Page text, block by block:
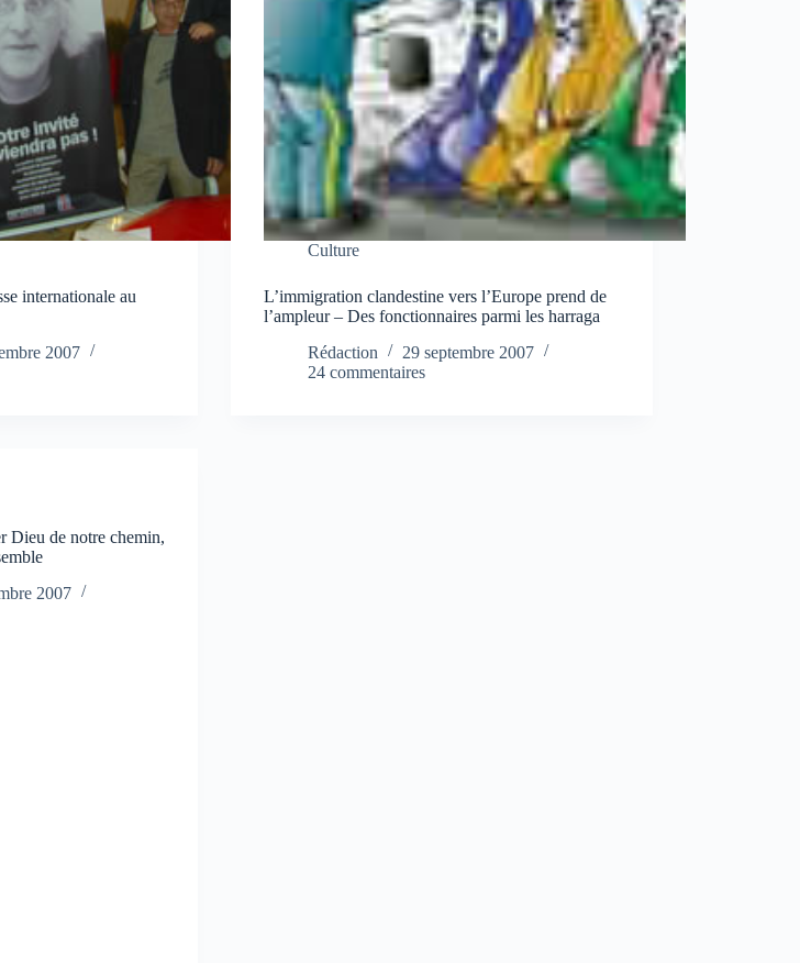
internationale au
2007
Culture
L’immigration clandestine vers l’Europe prend de
l’ampleur – Des fonctionnaires parmi les harraga
Rédaction
29 septembre 2007
24 commentaires
Dieu de notre chemin,
2007